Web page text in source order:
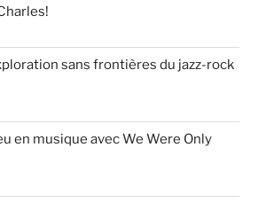
sans frontières du jazz-rock
en musique avec We Were Only